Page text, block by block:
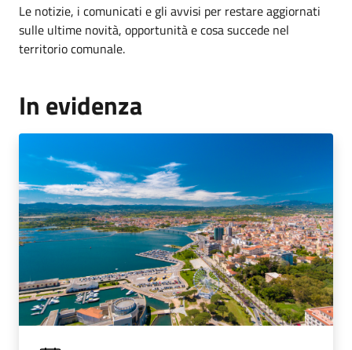
Le notizie, i comunicati e gli avvisi per restare aggiornati
sulle ultime novità, opportunità e cosa succede nel
territorio comunale.
In evidenza